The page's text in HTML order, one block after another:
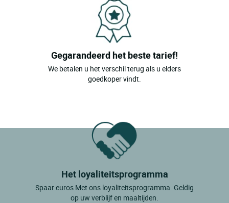
Gegarandeerd het beste tarief!
We betalen u het verschil terug als u elders
goedkoper vindt.
Het loyaliteitsprogramma
Spaar euros Met ons loyaliteitsprogramma. Geldig
op uw verblijf en maaltijden.